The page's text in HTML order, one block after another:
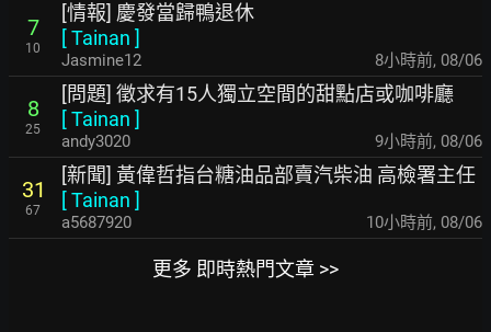
7
10
[情報] 慶發當歸鴨退休
[Tainan ]
Jasmine12 8小時前, 08/06
8
25
[問題] 徵求有15人獨立空間的甜點店或咖啡廳
[Tainan ]
andy3020 9小時前, 08/06
31
67
[新聞] 黃偉哲指台糖油品部賣汽柴油 高檢署主任
[Tainan ]
a5687920 10小時前, 08/06
更多 即時熱門文章 >>